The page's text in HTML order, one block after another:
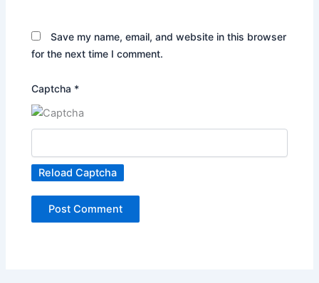
Save my name, email, and website in this browser
for the next time I comment.
Captcha *
Reload Captcha